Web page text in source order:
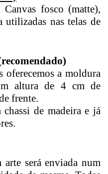
fosco (matte),
utilizadas nas telas de
oferecemos a moldura
altura de 4 cm de
frente.
de madeira e já
será enviada num